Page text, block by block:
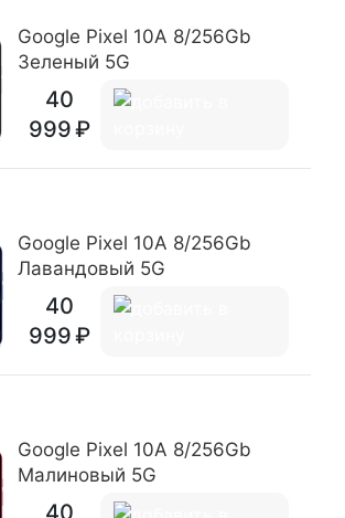
Google Pixel 10A 8/256Gb
Зеленый 5G
40
999
Google Pixel 10A 8/256Gb
Лавандовый 5G
40
999
Google Pixel 10A 8/256Gb
Малиновый 5G
40